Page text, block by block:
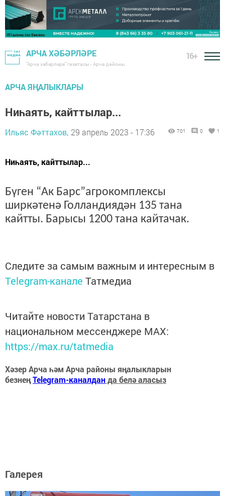
АРЧА ХӘБӘРЛӘРЕ
"Арча хәбәрләре" газетасы - Арча районы
16+
АРЧА ЯҢАЛЫКЛАРЫ
Ниһаять, кайттылар...
Ильяс Фәттахов, 29 апрель 2023 - 17:36 701 0 1
Ниһаять, кайттылар...
Бүген “Ак Барс”агрокомплексы
ширкәтенә Голландиядән 135 тана
кайтты. Барысы 1200 тана кайтачак.
Следите за самым важным и интересным в
Telegram-канале Татмедиа
Читайте новости Татарстана в
национальном мессенджере MАХ:
https://max.ru/tatmedia
Хәзер Арча һәм Арча районы яңалыкларын
безнеңTelegram-каналданда белә аласыз
Галерея